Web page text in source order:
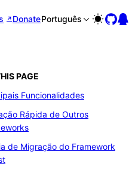
DonatePortuguês
PAGE
Funcionalidades
Rápida de Outros
de Migração do Framework